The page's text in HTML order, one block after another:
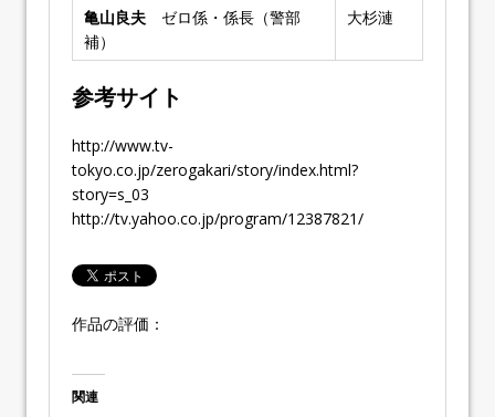
亀山良夫 ゼロ係・係長（警部
補）
大杉漣
参考サイト
http://www.tv-
tokyo.co.jp/zerogakari/story/index.html?
story=s_03
http://tv.yahoo.co.jp/program/12387821/
作品の評価：
関連